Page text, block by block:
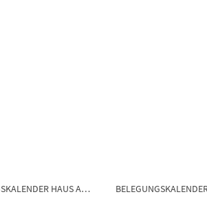
BELEGUNGSKALENDER HAUS AMELSBERG 26789 Leer